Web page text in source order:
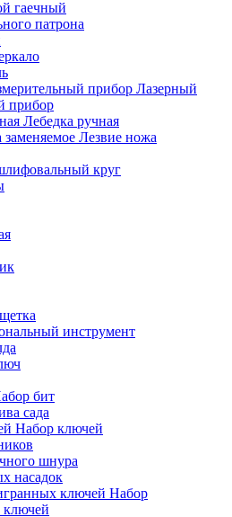
гаечный
патрона
Лазерный
прибор
Лебедка ручная
Лезвие ножа
круг
инструмент
бит
сада
Набор ключей
шнура
насадок
Набор
ключей